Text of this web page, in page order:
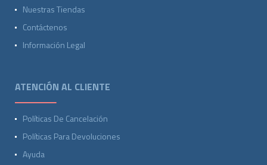
Nuestras Tiendas
Contáctenos
Información Legal
ATENCIÓN AL CLIENTE
Políticas De Cancelación
Políticas Para Devoluciones
Ayuda